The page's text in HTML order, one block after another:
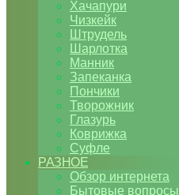
Хачапури
Чизкейк
Штрудель
Шарлотка
Манник
Запеканка
Пончики
Творожник
Глазурь
Коврижка
Суфле
РАЗНОЕ
Обзор интернета
Бытовые вопросы